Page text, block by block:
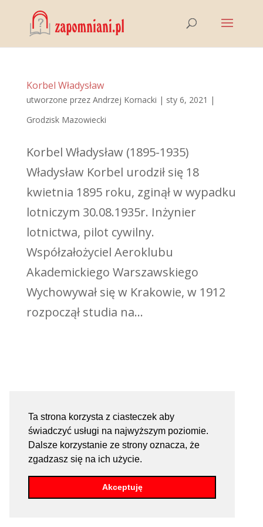
Ta strona korzysta z ciasteczek aby
świadczyć usługi na najwyższym poziomie.
Dalsze korzystanie ze strony oznacza, że
zgadzasz się na ich użycie.
Akceptuję
Korbel Władysław
utworzone przez Andrzej Kornacki | sty 6, 2021 |
Grodzisk Mazowiecki
Korbel Władysław (1895-1935)
Władysław Korbel urodził się 18
kwietnia 1895 roku, zginął w wypadku
lotniczym 30.08.1935r. Inżynier
lotnictwa, pilot cywilny.
Współzałożyciel Aeroklubu
Akademickiego Warszawskiego
Wychowywał się w Krakowie, w 1912
rozpoczął studia na...